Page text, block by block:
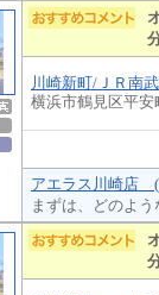
川崎新町/ＪＲ南
横浜市鶴見区平安
アエラス川崎店 (
まずは、どのよ